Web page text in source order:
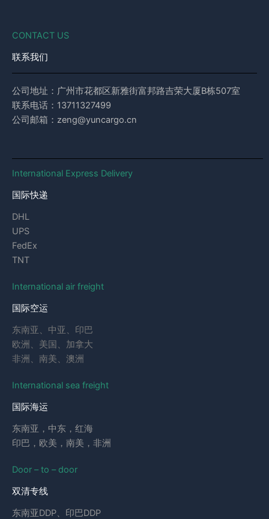
CONTACT US
联系我们
公司地址：广州市花都区新雅街富邦路吉荣大厦B栋507室
联系电话：13711327499
公司邮箱：zeng@yuncargo.cn
International Express Delivery
国际快递
DHL
UPS
FedEx
TNT
International air freight
国际空运
东南亚、中亚、印巴
欧洲、美国、加拿大
非洲、南美、澳洲
International sea freight
国际海运
东南亚，中东，红海
印巴，欧美，南美，非洲
Door – to – door
双清专线
东南亚DDP、印巴DDP